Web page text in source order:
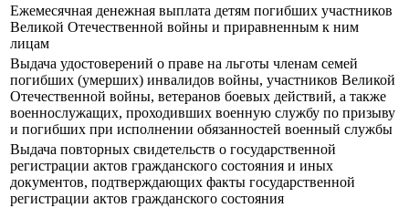
Ежемесячная денежная выплата детям погибших участников
Великой Отечественной войны и приравненным к ним
лицам
Выдача удостоверений о праве на льготы членам семей
погибших (умерших) инвалидов войны, участников Великой
Отечественной войны, ветеранов боевых действий, а также
военнослужащих, проходивших военную службу по призыву
и погибших при исполнении обязанностей военный службы
Выдача повторных свидетельств о государственной
регистрации актов гражданского состояния и иных
документов, подтверждающих факты государственной
регистрации актов гражданского состояния